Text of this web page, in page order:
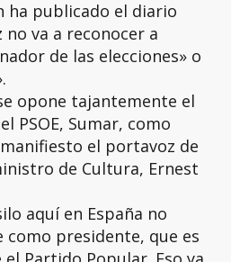
ha publicado el diario
no va a reconocer a
de las elecciones» o
opone tajantemente el
PSOE, Sumar, como
el portavoz de
de Cultura, Ernest
aquí en España no
como presidente, que es